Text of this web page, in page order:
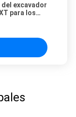
excavador
para los